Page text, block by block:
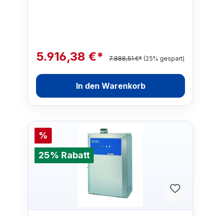
5.916,38 €* 7.888,51 €* (25% gespart)
In den Warenkorb
%
25% Rabatt